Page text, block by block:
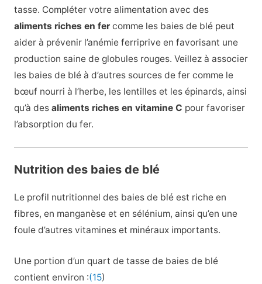
tasse. Compléter votre alimentation avec des
aliments riches en fercomme les baies de blé peut
aider à prévenir l’anémie ferriprive en favorisant une
production saine de globules rouges. Veillez à associer
les baies de blé à d’autres sources de fer comme le
bœuf nourri à l’herbe, les lentilles et les épinards, ainsi
qu’à des aliments riches en vitamine C pour favoriser
l’absorption du fer.
Nutrition des baies de blé
Le profil nutritionnel des baies de blé est riche en
fibres, en manganèse et en sélénium, ainsi qu’en une
foule d’autres vitamines et minéraux importants.
Une portion d’un quart de tasse de baies de blé
contient environ :(15)